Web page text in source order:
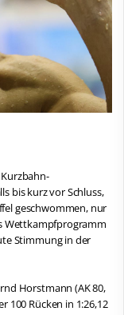
bis kurz vor Schluss,
geschwommen, nur
Wettkampfprogramm
Stimmung in der
Horstmann (AK 80,
100 Rücken in 1:26,12